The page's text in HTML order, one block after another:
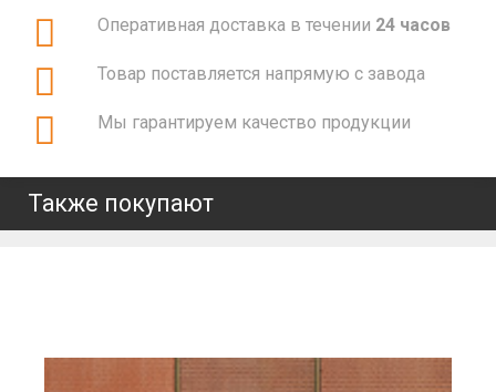
Оперативная доставка в течении 24 часов
Товар поставляется напрямую с завода
Мы гарантируем качество продукции
Также покупают